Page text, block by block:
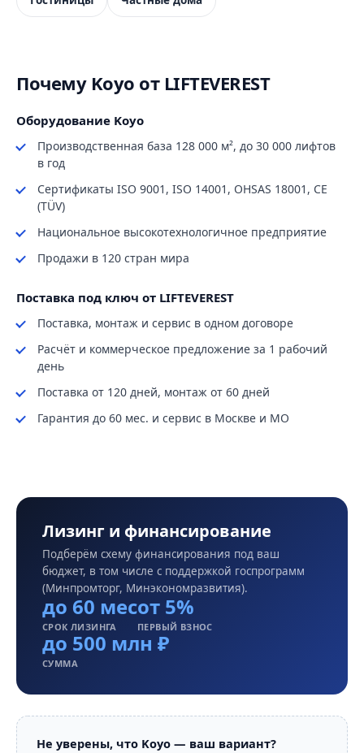
Почему Koyo от LIFTEVEREST
Оборудование Koyo
Производственная база 128 000 м², до 30 000 лифтов
в год
Сертификаты ISO 9001, ISO 14001, OHSAS 18001, CE
(TÜV)
Национальное высокотехнологичное предприятие
Продажи в 120 стран мира
Поставка под ключ от LIFTEVEREST
Поставка, монтаж и сервис в одном договоре
Расчёт и коммерческое предложение за 1 рабочий
день
Поставка от 120 дней, монтаж от 60 дней
Гарантия до 60 мес. и сервис в Москве и МО
Лизинг и финансирование
Подберём схему финансирования под ваш
бюджет, в том числе с поддержкой госпрограмм
(Минпромторг, Минэкономразвития).
до 60 мес
СРОК ЛИЗИНГА
от 5%
ПЕРВЫЙ ВЗНОС
до 500 млн ₽
СУММА
Не уверены, что Koyo — ваш вариант?